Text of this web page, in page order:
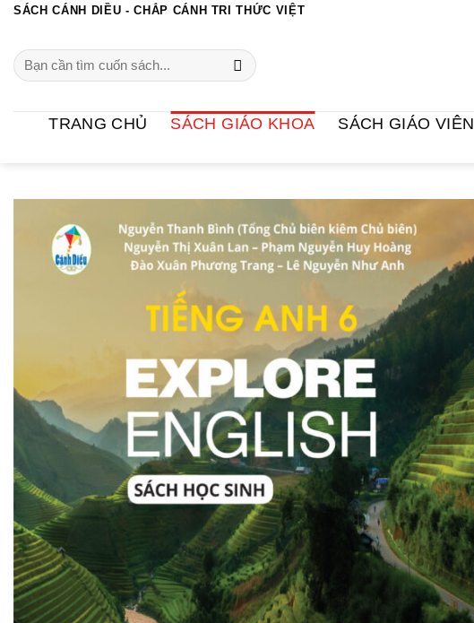
Chuyển
nội
dung
SÁCH CÁNH DIỀU - CHẮP CÁNH TRI THỨC VIỆT
Search
for:
TRANG CHỦ SÁCH GIÁO KHOA SÁCH GIÁO VIÊN